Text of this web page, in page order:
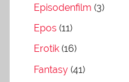
Episodenfilm (3)
Epos (11)
Erotik (16)
Fantasy (41)